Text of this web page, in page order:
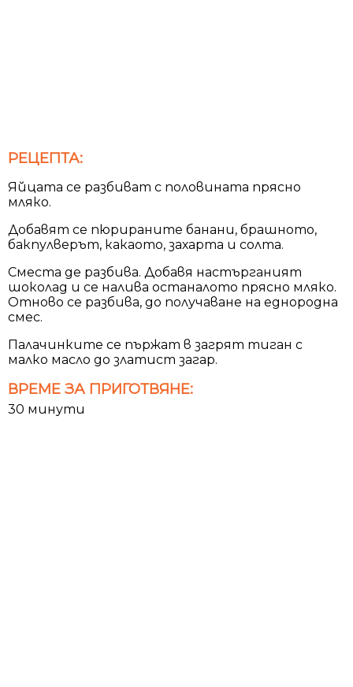
РЕЦЕПТА:
Яйцата се разбиват с половината прясно
мляко.
Добавят се пюрираните банани, брашното,
бакпулверът, какаото, захарта и солта.
Сместа де разбива. Добавя настърганият
шоколад и се налива останалото прясно мляко.
Отново се разбива, до получаване на еднородна
смес.
Палачинките се пържат в загрят тиган с
малко масло до златист загар.
ВРЕМЕ ЗА ПРИГОТВЯНЕ:
30 минути